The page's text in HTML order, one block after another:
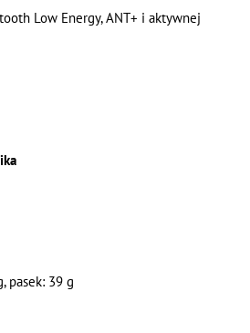
Low Energy, ANT+ i aktywnej
pasek: 39 g